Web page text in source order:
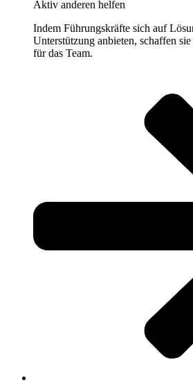
Aktiv anderen helfen
Indem Führungskräfte sich auf
Unterstützung anbieten, schaffen
für das Team.